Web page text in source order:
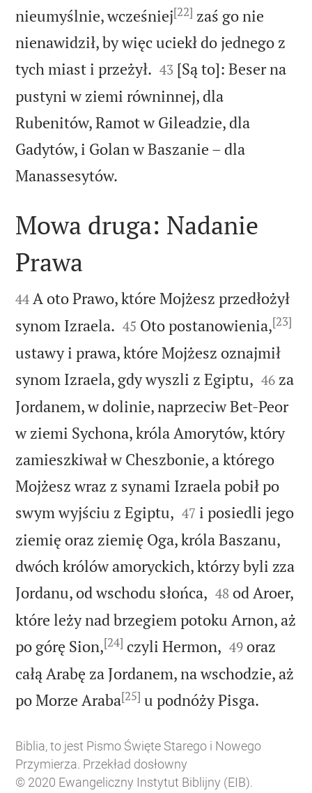
nieumyślnie, wcześniej[22] zaś go nie
nienawidził, by więc uciekł do jednego z
tych miast i przeżył. 

43 [Są to]: Beser na
pustyni w ziemi równinnej, dla
Rubenitów, Ramot w Gileadzie, dla
Gadytów, i Golan w Baszanie – dla
Manassesytów.

Mowa druga: Nadanie
Prawa

44 A oto Prawo, które Mojżesz przedłożył
synom Izraela. 

45 Oto postanowienia,[23]
ustawy i prawa, które Mojżesz oznajmił
synom Izraela, gdy wyszli z Egiptu, 

46 za
Jordanem, w dolinie, naprzeciw Bet-Peor
w ziemi Sychona, króla Amorytów, który
zamieszkiwał w Cheszbonie, a którego
Mojżesz wraz z synami Izraela pobił po
swym wyjściu z Egiptu, 

47 i posiedli jego
ziemię oraz ziemię Oga, króla Baszanu,
dwóch królów amoryckich, którzy byli zza
Jordanu, od wschodu słońca, 

48 od Aroer,
które leży nad brzegiem potoku Arnon, aż
po górę Sion,[24] czyli Hermon, 

49 oraz
całą Arabę za Jordanem, na wschodzie, aż
po Morze Araba[25] u podnóży Pisga.
Biblia, to jest Pismo Święte Starego i Nowego
Przymierza. Przekład dosłowny
© 2020 Ewangeliczny Instytut Biblijny (EIB).